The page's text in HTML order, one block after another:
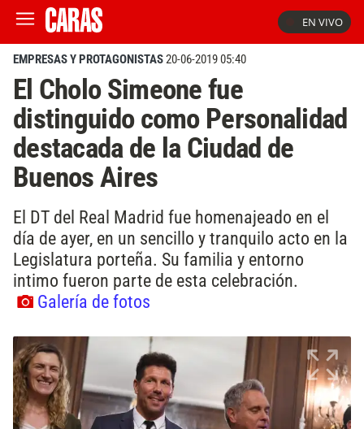
EN VIVO
EMPRESAS Y PROTAGONISTAS20-06-2019 05:40
El Cholo Simeone fue
distinguido como Personalidad
destacada de la Ciudad de
Buenos Aires
El DT del Real Madrid fue homenajeado en el
día de ayer, en un sencillo y tranquilo acto en la
Legislatura porteña. Su familia y entorno
intimo fueron parte de esta celebración.
Galería de fotos